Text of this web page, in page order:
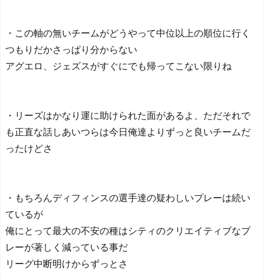
・この軸の無いチームがどうやって中位以上の順位に行く
つもりだかさっぱり分からない
アグエロ、ジェズスがすぐにでも帰ってこない限りね
・リーズはかなり運に助けられた面があるよ、ただそれで
も正直な話しあいつらは今日俺達よりずっと良いチームだ
ったけどさ
・もちろんディフィンスの選手達の疑わしいプレーは続い
ているが
俺にとって最大の不安の種はシティのクリエイティブなプ
レーが著しく減っている事だ
リーグ中断明けからずっとさ